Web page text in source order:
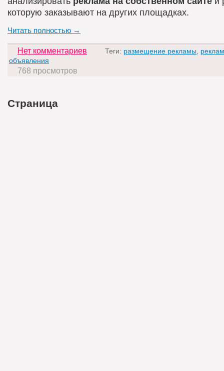
которую заказывают на других площадках.
Читать полностью →
Нет комментариев Теги: размещение рекламы
объявления
768 просмотров
Страница